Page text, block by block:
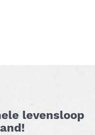
levensloop